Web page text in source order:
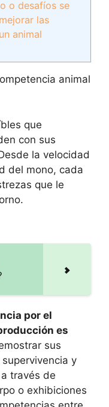
o desafíos se
las
animal
animal
que
con sus
la velocidad
del mono, cada
que le
por el
es
sus
y
través de
o exhibiciones